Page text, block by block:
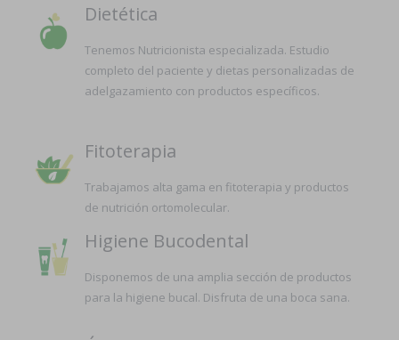
Dietética
Tenemos Nutricionista especializada. Estudio
completo del paciente y dietas personalizadas de
adelgazamiento con productos específicos.
Fitoterapia
Trabajamos alta gama en fitoterapia y productos
de nutrición ortomolecular.
Higiene Bucodental
Disponemos de una amplia sección de productos
para la higiene bucal. Disfruta de una boca sana.